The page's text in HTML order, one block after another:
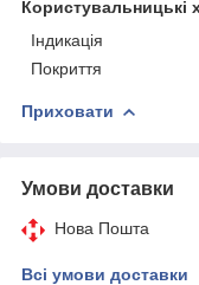
Користувальницькі
Індикація
Покриття
Приховати
Умови доставки
Нова Пошта
Всі умови доставки